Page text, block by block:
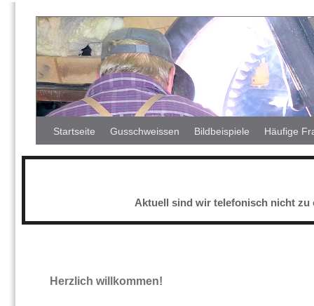
Startseite Gusschweissen Bildbeispiele Häufige
Aktuell sind wir telefonisch nicht zu
Herzlich willkommen!